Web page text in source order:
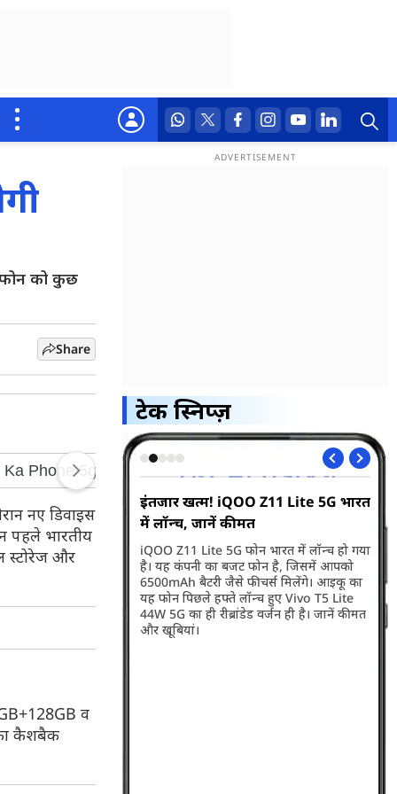
फोन को कुछ
Share
नए डिवाइस
पहले भारतीय
स्टोरेज और
व
कैशबैक
टेक स्निप्ज़
नया प्लान, डेटा-
के लिए 15 अगस्त
पर Freedom Pack
इंतजार खत्म! iQOO Z11 Lite 5G भारत
में लॉन्च, जानें कीमत
iQOO Z11 Lite 5G फोन भारत में लॉन्च हो गया
है। यह कंपनी का बजट फोन है, जिसमें आपको
6500mAh बैटरी जैसे फीचर्स मिलेंगे। आइकू का
यह फोन पिछले हफ्ते लॉन्च हुए Vivo T5 Lite
44W 5G का ही रीब्रांडेड वर्जन ही है। जानें कीमत
और खूबियां।